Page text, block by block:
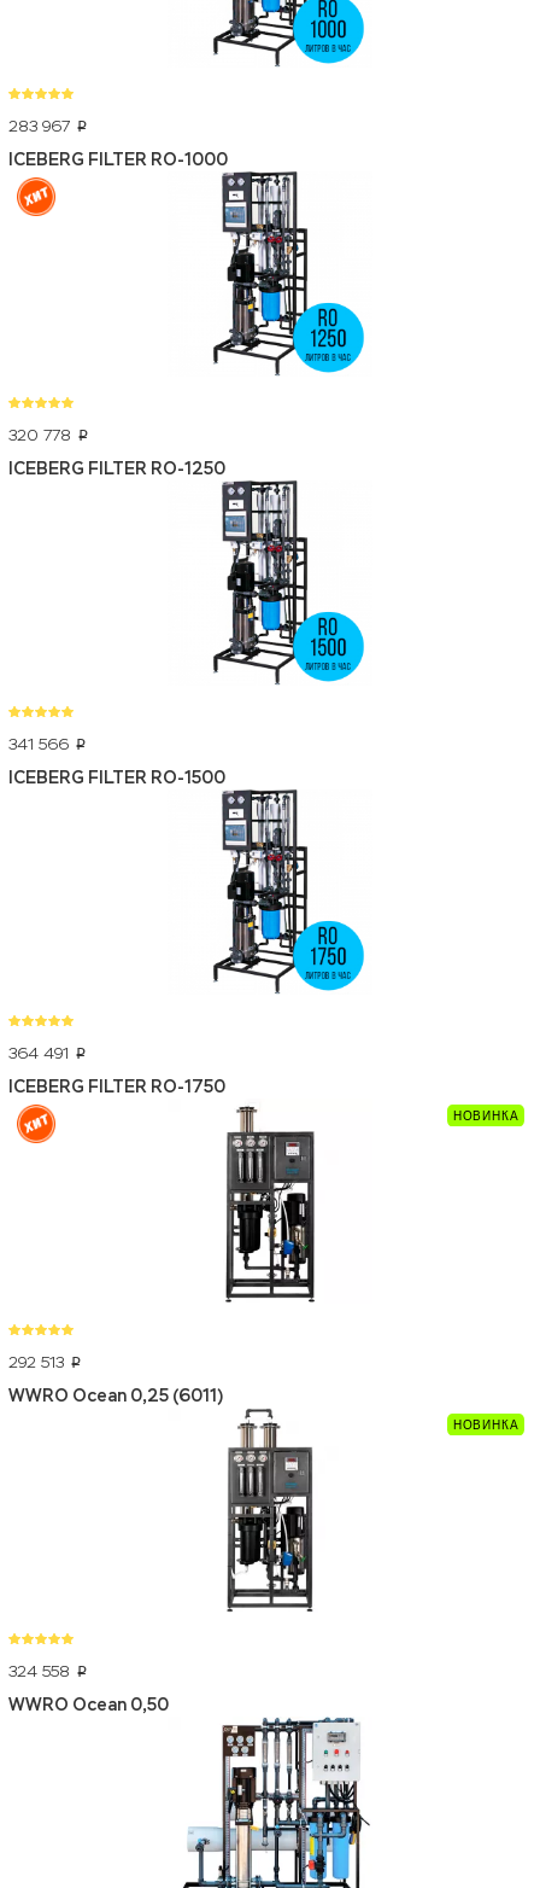
283 967 p
ICEBERG FILTER RO-1000
320 778 p
ICEBERG FILTER RO-1250
341 566 p
ICEBERG FILTER RO-1500
364 491 p
ICEBERG FILTER RO-1750
292 513 p
WWRO Ocean 0,25 (6011)
324 558 p
WWRO Ocean 0,50